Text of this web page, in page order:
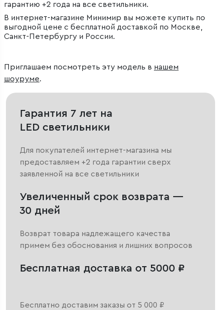
гарантию +2 года на все светильники.
В интернет-магазине Минимир вы можете купить по
выгодной цене с бесплатной доставкой по Москве,
Санкт-Петербургу и России.
Приглашаем посмотреть эту модель в нашем
шоуруме.
Гарантия 7 лет на
LED светильники
Для покупателей интернет-магазина мы
предоставляем +2 года гарантии сверх
заявленной на все светильники
Увеличенный срок возврата —
30 дней
Возврат товара надлежащего качества
примем без обоснования и лишних вопросов
Бесплатная доставка от 5000 ₽
Бесплатно доставим заказы от 5 000 ₽